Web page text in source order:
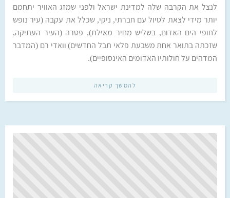
לנצל את הקרבה שלה למדינת ישראל ולפני שמזג האוויר יתחמם
יותר מידי לצאת לטיול עם חברתי, ניקי, שכלל את עקבה (עיר נופש
לחופי הים האדום, בשליש מחיר מאילת), פטרה (העיר העתיקה,
שזכתה בתואר אחת משבעת פלאי תבל החדשים) וואדי רם (המדבר
המדהים על חולותיו האדומים האינסופיים).
להמשך קריאה